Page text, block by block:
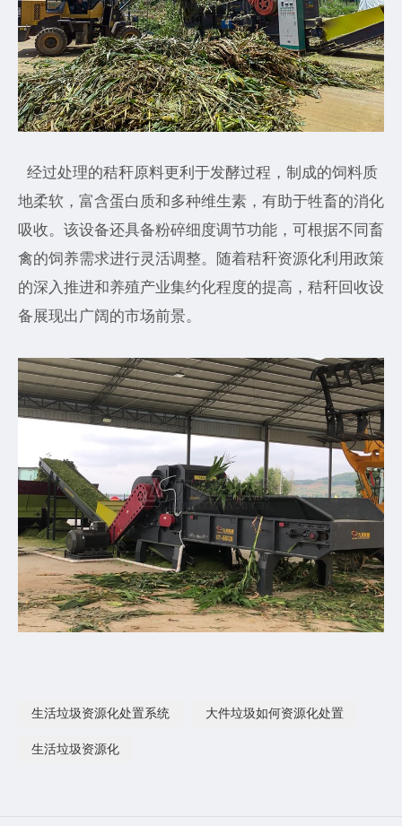
经过处理的秸秆原料更利于发酵过程，制成的饲料质
地柔软，富含蛋白质和多种维生素，有助于牲畜的消化
吸收。该设备还具备粉碎细度调节功能，可根据不同畜
禽的饲养需求进行灵活调整。随着秸秆资源化利用政策
的深入推进和养殖产业集约化程度的提高，秸秆回收设
备展现出广阔的市场前景。
生活垃圾资源化处置系统 大件垃圾如何资源化处置
生活垃圾资源化